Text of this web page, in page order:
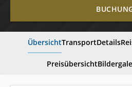
ÜbersichtTransportDetails
Preisübersicht